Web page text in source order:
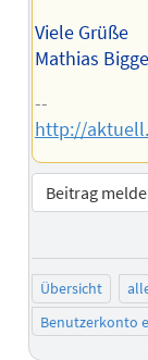
Viele Grüße
Mathias Bigge
--
http://
Beitrag
Übersicht
Benutzerkonto